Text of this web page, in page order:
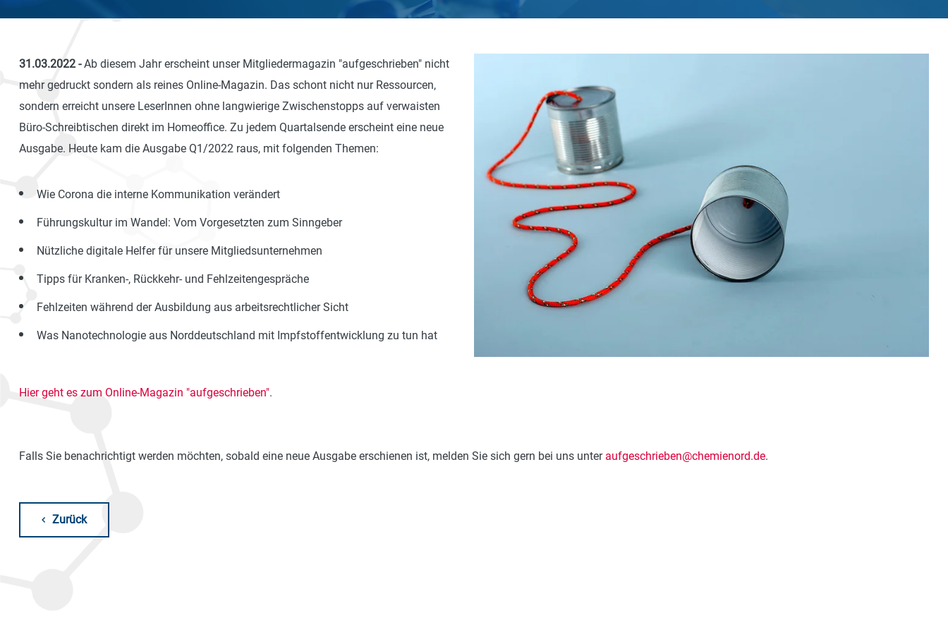
31.03.2022 - Ab diesem Jahr erscheint unser Mitgliedermagazin "aufgeschrieben" nicht
mehr gedruckt sondern als reines Online-Magazin. Das schont nicht nur Ressourcen,
sondern erreicht unsere LeserInnen ohne langwierige Zwischenstopps auf verwaisten
Büro-Schreibtischen direkt im Homeoffice. Zu jedem Quartalsende erscheint eine neue
Ausgabe. Heute kam die Ausgabe Q1/2022 raus, mit folgenden Themen:
Wie Corona die interne Kommunikation verändert
Führungskultur im Wandel: Vom Vorgesetzten zum Sinngeber
Nützliche digitale Helfer für unsere Mitgliedsunternehmen
Tipps für Kranken-, Rückkehr- und Fehlzeitengespräche
Fehlzeiten während der Ausbildung aus arbeitsrechtlicher Sicht
Was Nanotechnologie aus Norddeutschland mit Impfstoffentwicklung zu tun hat
Hier geht es zum Online-Magazin "aufgeschrieben".
Falls Sie benachrichtigt werden möchten, sobald eine neue Ausgabe erschienen ist, melden Sie sich gern bei uns unter aufgeschrieben@chemienord.de.
Zurück